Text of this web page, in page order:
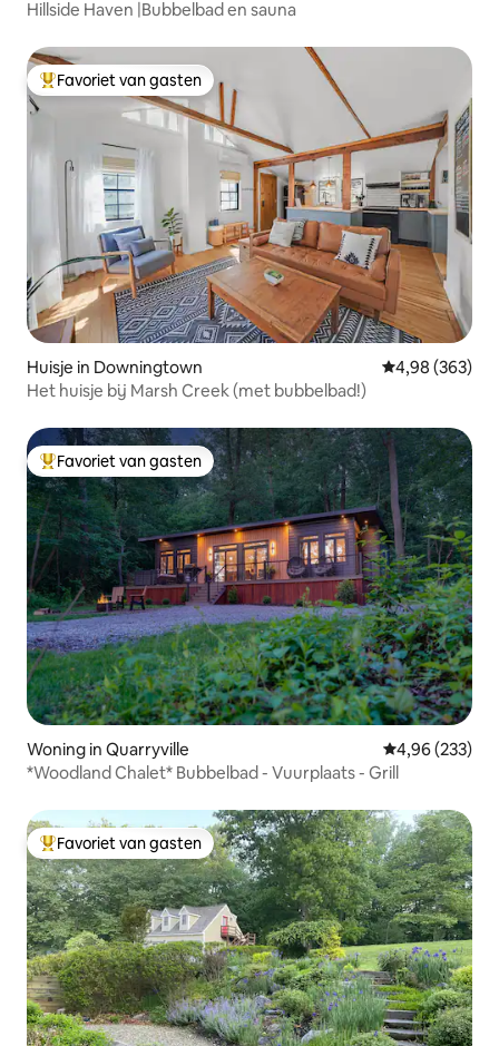
Hillside Haven |Bubbelbad en sauna
Topfavoriet van gasten
Favoriet van gasten
Huisje in Downingtown Gemiddelde
4,98 (363)
Het huisje bij Marsh Creek (met bubbelbad!)
Topfavoriet van gasten
Favoriet van gasten
Woning in Quarryville Gemiddelde
4,96 (233)
*Woodland Chalet* Bubbelbad - Vuurplaats - Grill
Topfavoriet van gasten
Favoriet van gasten